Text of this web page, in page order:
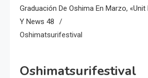
Graduación De Oshima En Marzo,
Y News 48
Oshimatsurifestival
Oshimatsurifestival